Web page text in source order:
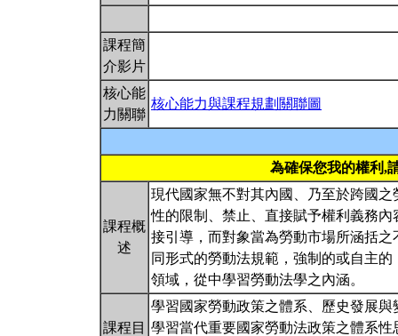
課程簡
介影片
核心能
力關聯
核心能力與課程規劃關聯圖
為確保您我的權利,
課程概
述
現代國家無不對其內國、乃至於跨國
性的限制、禁止、直接賦予權利義務
接引導，而對象當為勞動市場所涵括
同形式的勞動法規範，強制的或自主
領域，從中學習勞動法學之內涵。
課程目
學習國家勞動政策之體系、歷史發展與
學習當代重要國家勞動法政策之體系性